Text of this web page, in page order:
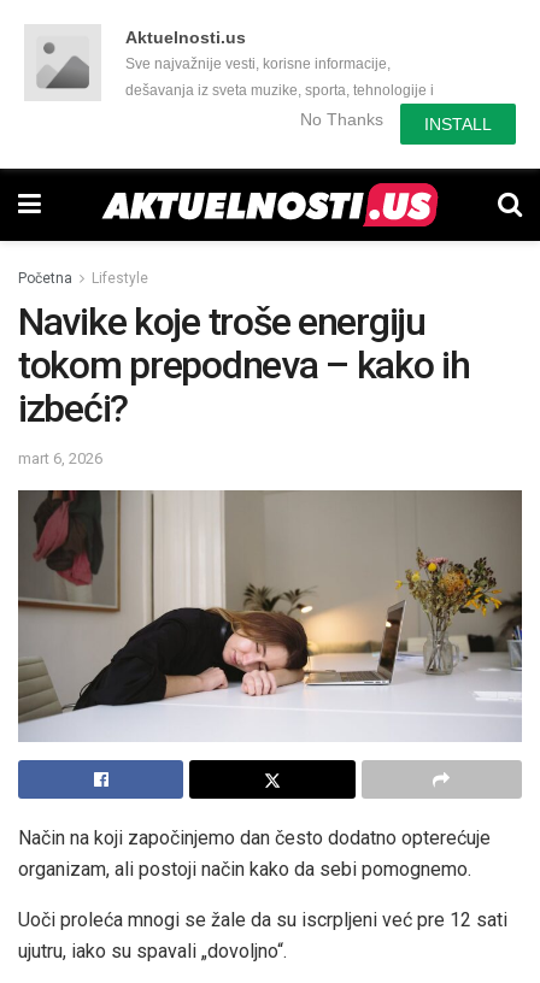
Aktuelnosti.us
Sve najvažnije vesti, korisne informacije,
dešavanja iz sveta muzike, sporta, tehnologije i
još mnogo toga zanimljivog.No Thanks INSTALL
Početna Lifestyle
Navike koje troše energiju
tokom prepodneva – kako ih
izbeći?
mart 6, 2026
Način na koji započinjemo dan često dodatno opterećuje
organizam, ali postoji način kako da sebi pomognemo.
Uoči proleća mnogi se žale da su iscrpljeni već pre 12 sati
ujutru, iako su spavali „dovoljno“.